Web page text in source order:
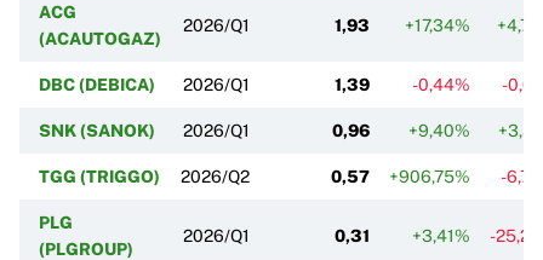
ACG
(ACAUTOGAZ)
2026/Q1 1,93 +17,34%
DBC (DEBICA) 2026/Q1 1,39 -0,44% -
SNK (SANOK) 2026/Q1 0,96 +9,40%
TGG (TRIGGO) 2026/Q2 0,57 +906,75% -
PLG
(PLGROUP)
2026/Q1 0,31 +3,41% -